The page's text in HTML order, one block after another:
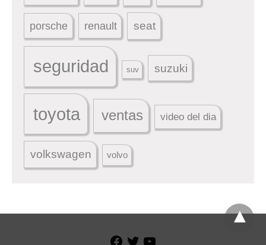
porsche renault seat
seguridad suv suzuki
toyota ventas video del dia
volkswagen volvo
Facebook
Twitter